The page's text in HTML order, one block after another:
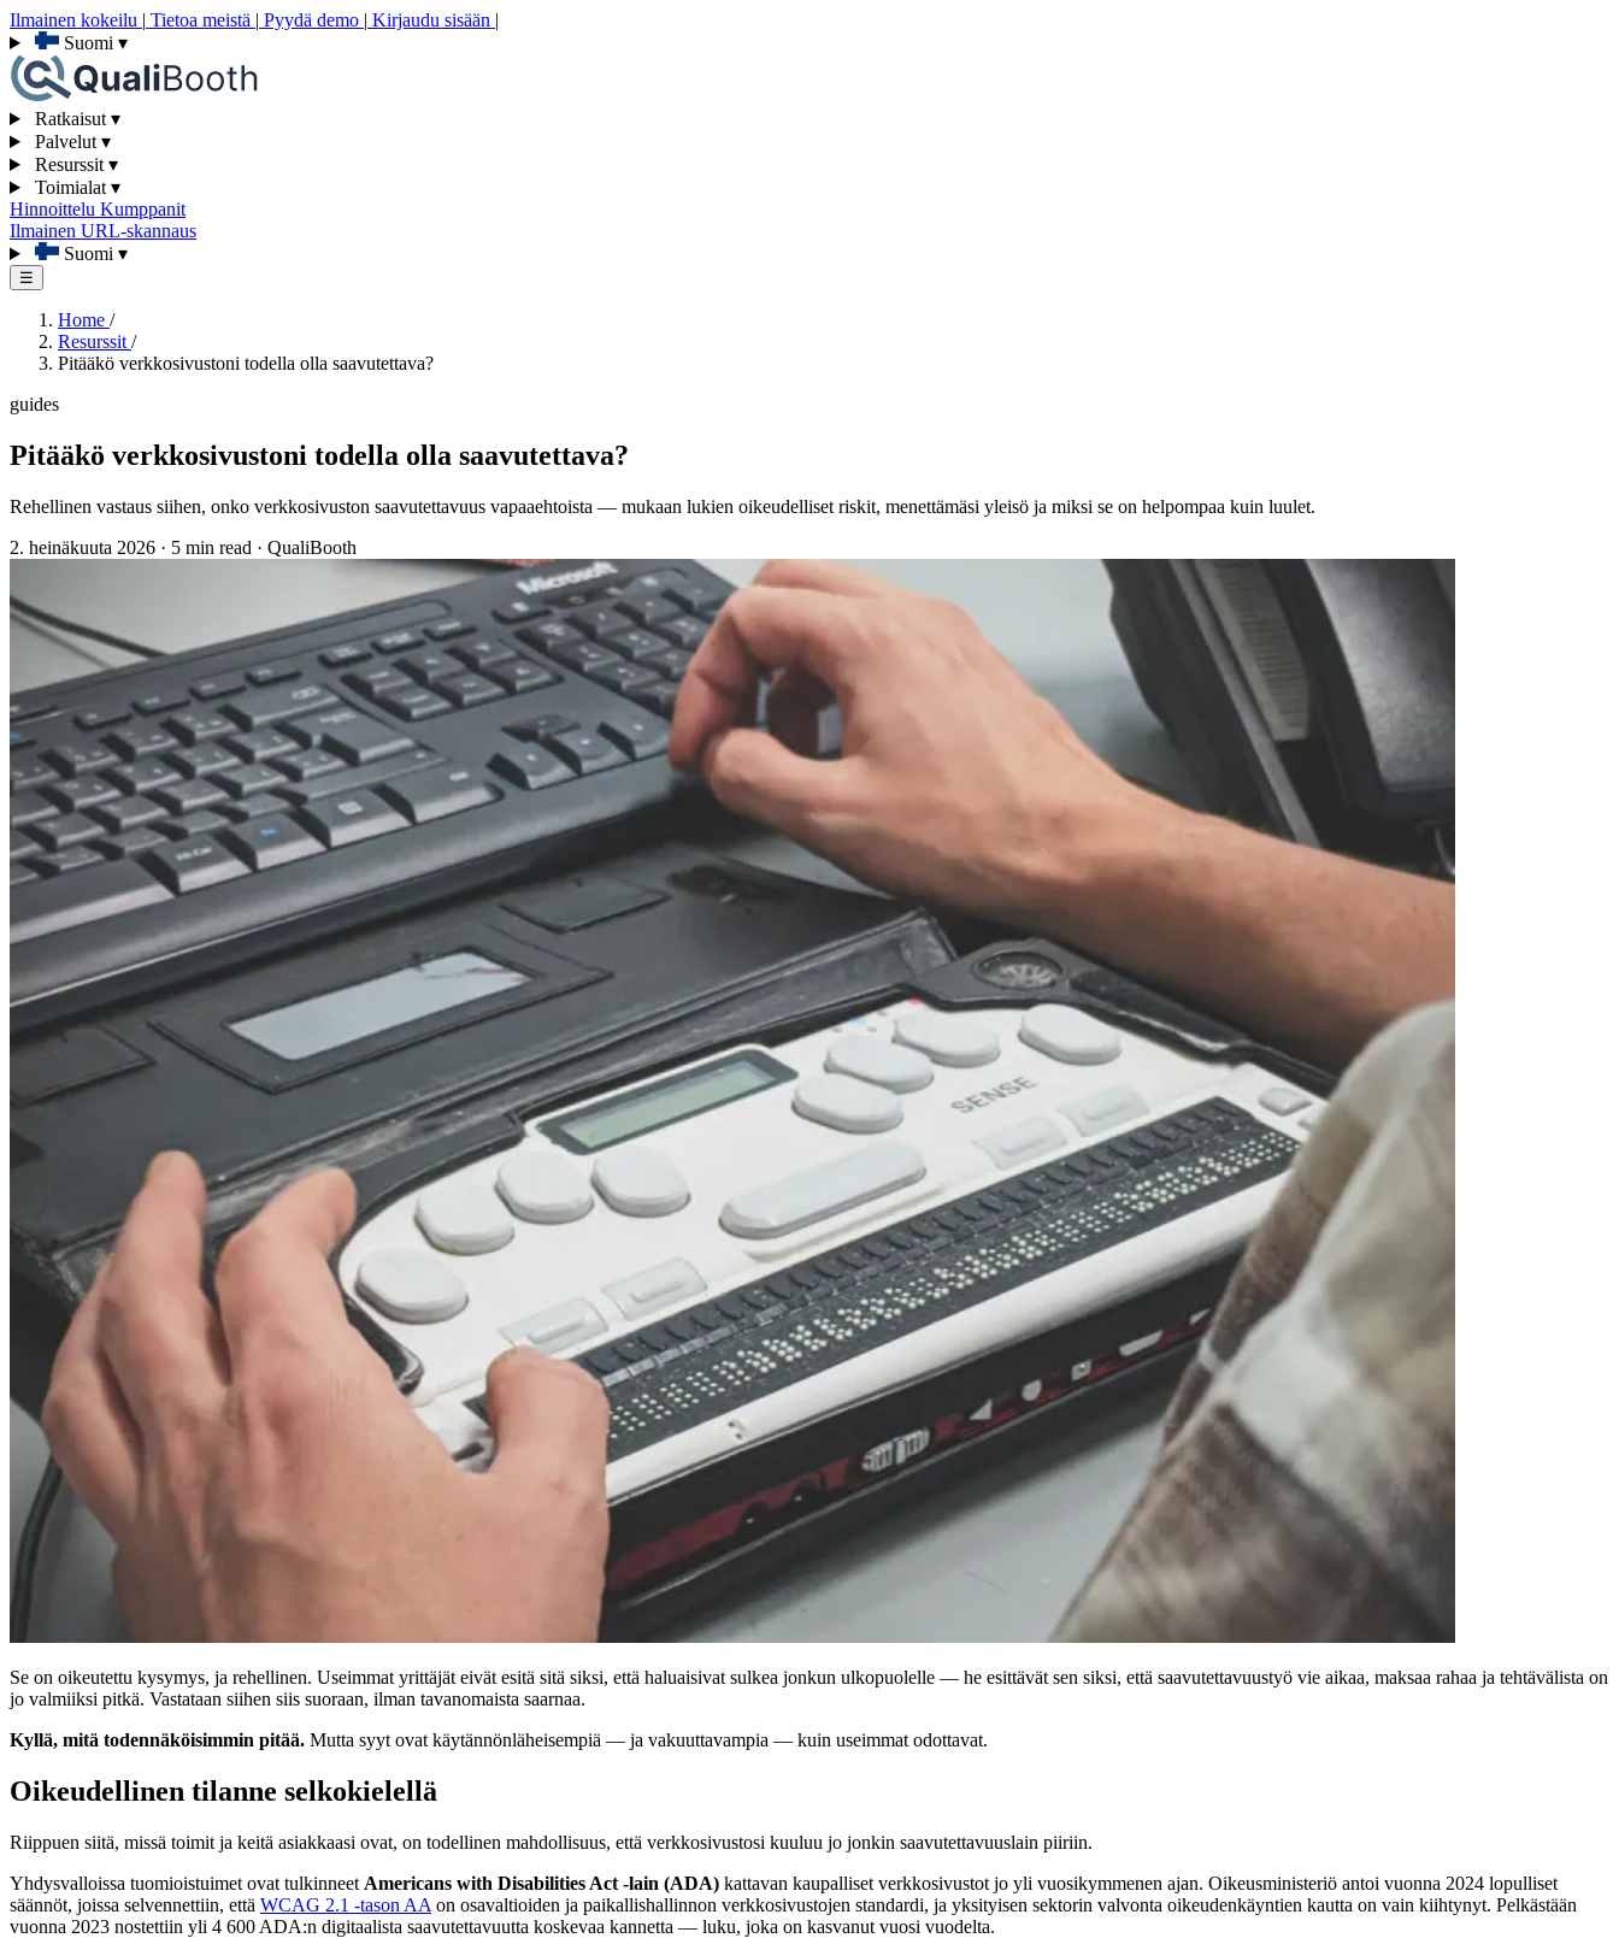
Ilmainen kokeilu | Tietoa meistä | Pyydä demo | Kirjaudu sisään |
Suomi ▾
Ratkaisut ▾
Palvelut ▾
Resurssit ▾
Toimialat ▾
Hinnoittelu Kumppanit
Ilmainen URL-skannaus
Suomi ▾
☰
Home /
Resurssit /
Pitääkö verkkosivustoni todella olla saavutettava?
guides
Pitääkö verkkosivustoni todella olla saavutettava?
Rehellinen vastaus siihen, onko verkkosivuston saavutettavuus vapaaehtoista — mukaan lukien oikeudelliset riskit, menettämäsi yleisö ja miksi se on helpompaa kuin luulet.
2. heinäkuuta 2026 · 5 min read · QualiBooth
Se on oikeutettu kysymys, ja rehellinen. Useimmat yrittäjät eivät esitä sitä siksi, että haluaisivat sulkea jonkun ulkopuolelle — he esittävät sen siksi, että saavutettavuustyö vie aikaa, maksaa rahaa ja tehtävälista on
jo valmiiksi pitkä. Vastataan siihen siis suoraan, ilman tavanomaista saarnaa.
Kyllä, mitä todennäköisimmin pitää. Mutta syyt ovat käytännönläheisempiä — ja vakuuttavampia — kuin useimmat odottavat.
Oikeudellinen tilanne selkokielellä
Riippuen siitä, missä toimit ja keitä asiakkaasi ovat, on todellinen mahdollisuus, että verkkosivustosi kuuluu jo jonkin saavutettavuuslain piiriin.
Yhdysvalloissa tuomioistuimet ovat tulkinneet Americans with Disabilities Act -lain (ADA) kattavan kaupalliset verkkosivustot jo yli vuosikymmenen ajan. Oikeusministeriö antoi vuonna 2024 lopulliset
säännöt, joissa selvennettiin, että WCAG 2.1 -tason AA on osavaltioiden ja paikallishallinnon verkkosivustojen standardi, ja yksityisen sektorin valvonta oikeudenkäyntien kautta on vain kiihtynyt. Pelkästään
vuonna 2023 nostettiin yli 4 600 ADA:n digitaalista saavutettavuutta koskevaa kannetta — luku, joka on kasvanut vuosi vuodelta.